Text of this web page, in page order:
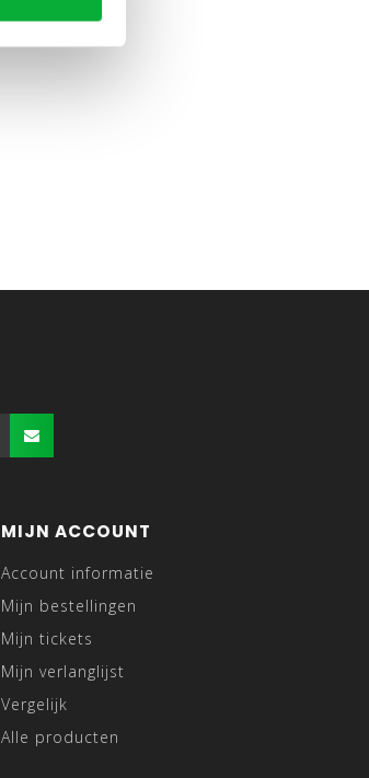
MIJN ACCOUNT
Account informatie
Mijn bestellingen
Mijn tickets
Mijn verlanglijst
Vergelijk
Alle producten